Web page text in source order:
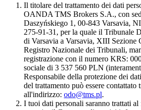
Il titolare del trattamento dei dati
OANDA TMS Brokers S.A., con
Daszyńskiego 1, 00-843 Varsavia,
275-91-31, per la quale il Tribunale
di Varsavia a Varsavia, XIII Sezione
Registro Nazionale dei Tribunali,
registrazione con il numero KRS:
sociale di 3 537 560 PLN
Responsabile della protezione dei
del trattamento può essere contattato
all'indirizzo: odo@tms.pl.
I tuoi dati personali saranno trattati